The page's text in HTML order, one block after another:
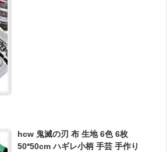
hcw 鬼滅の刃 布 生地 6色 6枚
50*50cm ハギレ小柄 手芸 手作り